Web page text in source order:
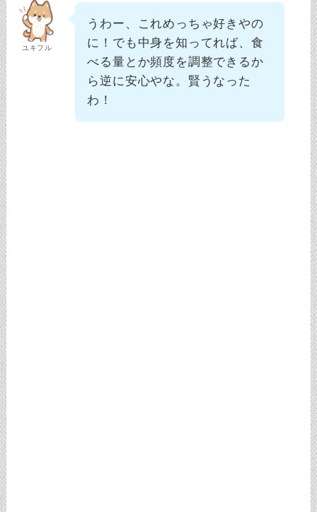
ユキフル
うわー、これめっちゃ好きやの
に！でも中身を知ってれば、食
べる量とか頻度を調整できるか
ら逆に安心やな。賢うなった
わ！